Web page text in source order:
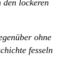
lockeren
ohne
fesseln